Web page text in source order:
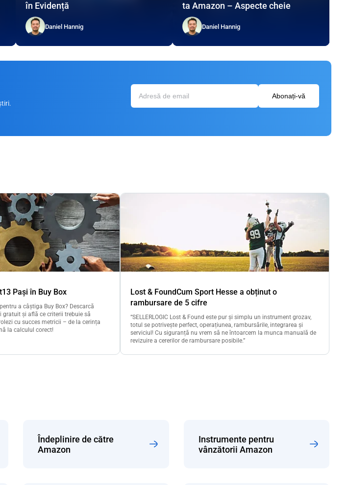
în Evidență
Daniel Hannig
ta Amazon – Aspecte cheie
Daniel Hannig
Abonați-vă
Pași în Buy Box
a câștiga Buy Box? Descarcă
și află ce criterii trebuie să
cu succes metricii – de la cerința
la calculul corect!
Lost & FoundCum Sport Hesse a obținut o
rambursare de 5 cifre
“SELLERLOGIC Lost & Found este pur și simplu un instrument grozav,
totul se potrivește perfect, operațiunea, rambursările, integrarea și
serviciul! Cu siguranță nu vrem să ne întoarcem la munca manuală de
revizuire a cererilor de rambursare posibile.”
Îndeplinire de către
Amazon
Instrumente pentru
vânzătorii Amazon